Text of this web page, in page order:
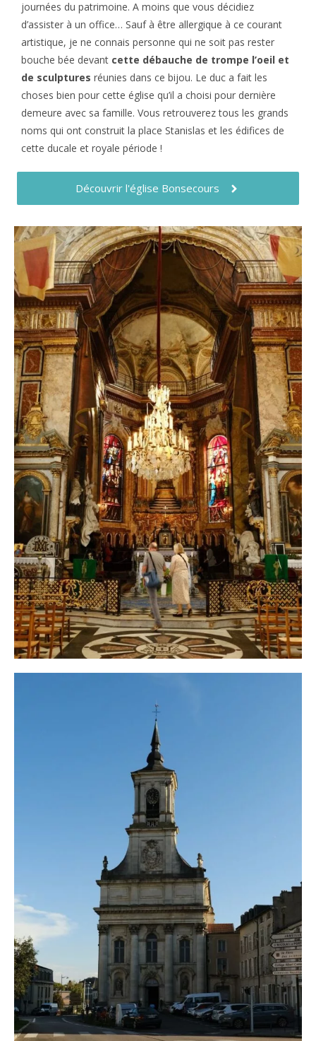
journées du patrimoine. A moins que vous décidiez
d’assister à un office… Sauf à être allergique à ce courant
artistique, je ne connais personne qui ne soit pas rester
bouche bée devant cette débauche de trompe l’oeil et
de sculptures réunies dans ce bijou. Le duc a fait les
choses bien pour cette église qu’il a choisi pour dernière
demeure avec sa famille. Vous retrouverez tous les grands
noms qui ont construit la place Stanislas et les édifices de
cette ducale et royale période !
Découvrir l'église Bonsecours